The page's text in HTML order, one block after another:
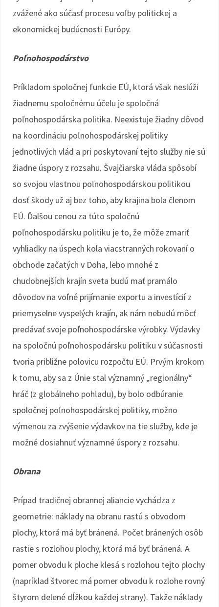
zvážené ako súčasť procesu voľby politickej a
ekonomickej budúcnosti Európy.
Poľnohospodárstvo
Príkladom spoločnej funkcie EÚ, ktorá však neslúži
žiadnemu spoločnému účelu je spoločná
poľnohospodárska politika. Neexistuje žiadny dôvod
na koordináciu poľnohospodárskej politiky
jednotlivých vlád a pri poskytovaní tejto služby nie sú
žiadne úspory z rozsahu. Švajčiarska vláda spôsobí
so svojou vlastnou poľnohospodárskou politikou
dosť škody už aj bez toho, aby krajina bola členom
EÚ. Ďalšou cenou za túto spoločnú
poľnohospodársku politiku je to, že môže zmariť
vyhliadky na úspech kola viacstranných rokovaní o
obchode začatých v Doha, lebo mnohé z
chudobnejších krajín sveta budú mať pramálo
dôvodov na voľné prijímanie exportu a investícií z
priemyselne vyspelých krajín, ak nám nebudú môcť
predávať svoje poľnohospodárske výrobky. Výdavky
na spoločnú poľnohospodársku politiku v súčasnosti
tvoria približne polovicu rozpočtu EÚ. Prvým krokom
k tomu, aby sa z Únie stal významný „regionálny“
hráč (z globálneho pohľadu), by bolo odbúranie
spoločnej poľnohospodárskej politiky, možno
výmenou za zvýšenie výdavkov na tie služby, kde je
možné dosiahnuť významné úspory z rozsahu.
Obrana
Prípad tradičnej obrannej aliancie vychádza z
geometrie: náklady na obranu rastú s obvodom
plochy, ktorá má byť bránená. Počet bránených osôb
rastie s rozlohou plochy, ktorá má byť bránená. A
pomer obvodu k ploche klesá s rozlohou tejto plochy
(napríklad štvorec má pomer obvodu k rozlohe rovný
štyrom delené dĺžkou každej strany). Takže náklady